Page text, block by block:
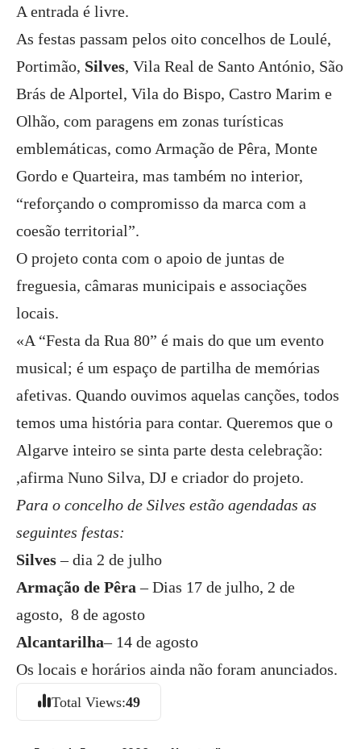
A entrada é livre.
As festas passam pelos oito concelhos de Loulé,
Portimão, Silves, Vila Real de Santo António, São
Brás de Alportel, Vila do Bispo, Castro Marim e
Olhão, com paragens em zonas turísticas
emblemáticas, como Armação de Pêra, Monte
Gordo e Quarteira, mas também no interior,
“reforçando o compromisso da marca com a
coesão territorial”.
O projeto conta com o apoio de juntas de
freguesia, câmaras municipais e associações
locais.
«A “Festa da Rua 80” é mais do que um evento
musical; é um espaço de partilha de memórias
afetivas. Quando ouvimos aquelas canções, todos
temos uma história para contar. Queremos que o
Algarve inteiro se sinta parte desta celebração:
,afirma Nuno Silva, DJ e criador do projeto.
Para o concelho de Silves estão agendadas as
seguintes festas:
Silves– dia 2 de julho
Armação de Pêra – Dias 17 de julho, 2 de
agosto, 8 de agosto
Alcantarilha– 14 de agosto
Os locais e horários ainda não foram anunciados.
Total Views:49